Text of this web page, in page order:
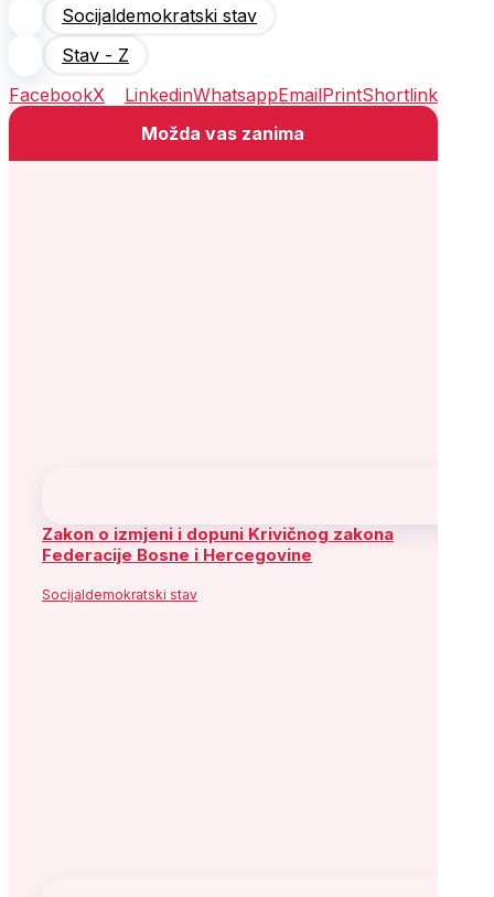
Socijaldemokratski stav
Stav - Z
FacebookX LinkedinWhatsappEmailPrintShortlink
Možda vas zanima
Zakon o izmjeni i dopuni Krivičnog zakona
Federacije Bosne i Hercegovine
Socijaldemokratski stav